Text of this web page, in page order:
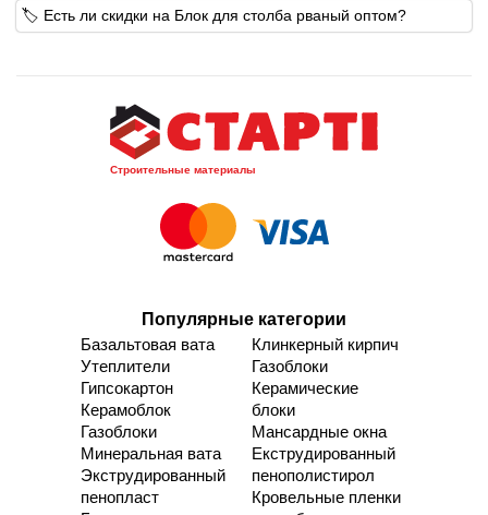
🏷️ Есть ли скидки на Блок для столба рваный оптом?
Строительные материалы
Популярные категории
Базальтовая вата
Утеплители
Гипсокартон
Керамоблок
Газоблоки
Минеральная вата
Экструдированный
пенопласт
Клинкерный кирпич
Газоблоки
Керамические
блоки
Мансардные окна
Екструдированный
пенополистирол
Кровельные пленки